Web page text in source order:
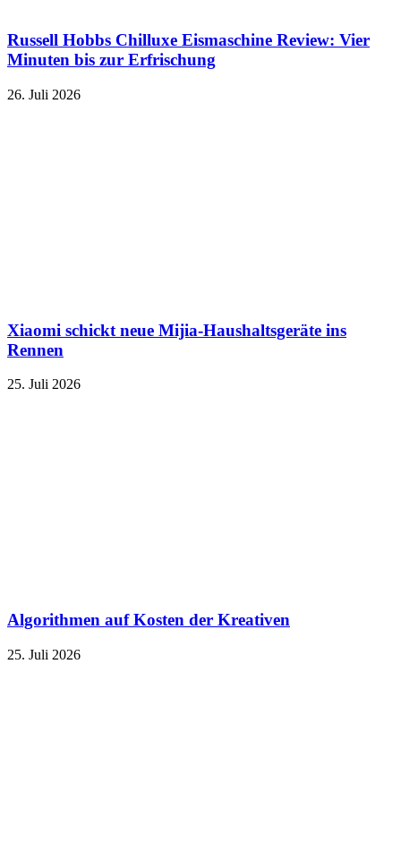
Russell Hobbs Chilluxe Eismaschine Review: Vier
Minuten bis zur Erfrischung
26. Juli 2026
Xiaomi schickt neue Mijia-Haushaltsgeräte ins
Rennen
25. Juli 2026
Algorithmen auf Kosten der Kreativen
25. Juli 2026